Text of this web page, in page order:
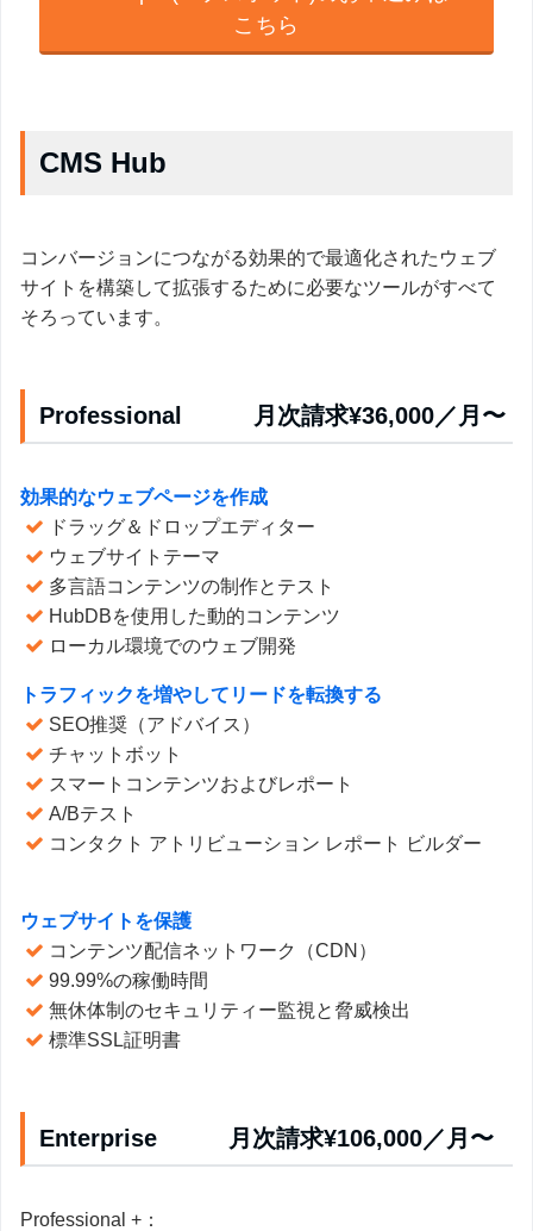
こちら
CMS Hub
コンバージョンにつながる効果的で最適化されたウェブ
サイトを構築して拡張するために必要なツールがすべて
そろっています。
Professional 月次請求¥36,000／月〜
効果的なウェブページを作成
ドラッグ＆ドロップエディター
ウェブサイトテーマ
多言語コンテンツの制作とテスト
HubDBを使用した動的コンテンツ
ローカル環境でのウェブ開発
トラフィックを増やしてリードを転換する
SEO推奨（アドバイス）
チャットボット
スマートコンテンツおよびレポート
A/Bテスト
コンタクト アトリビューション レポート ビルダー
ウェブサイトを保護
コンテンツ配信ネットワーク（CDN）
99.99%の稼働時間
無休体制のセキュリティー監視と脅威検出
標準SSL証明書
Enterprise 月次請求¥106,000／月〜
Professional +：